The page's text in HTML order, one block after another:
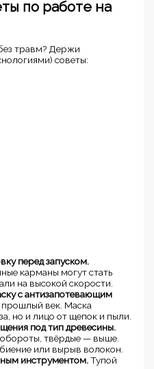
по работе на
травм? Держи
советы:
перед запуском.
карманы могут стать
на высокой скорости.
с антизапотевающим
век. Маска
но и лицо от щепок и пыли.
под тип древесины.
твёрдые — выше.
или вырыв волокон.
инструментом.Тупой